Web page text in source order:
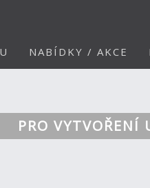
NABÍDKY / AKCE
PRO